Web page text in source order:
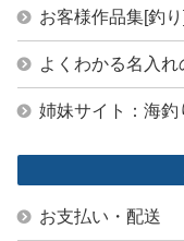
お客様作品集[釣り]
よくわかる名入れ
姉妹サイト：海釣
お支払い・配送